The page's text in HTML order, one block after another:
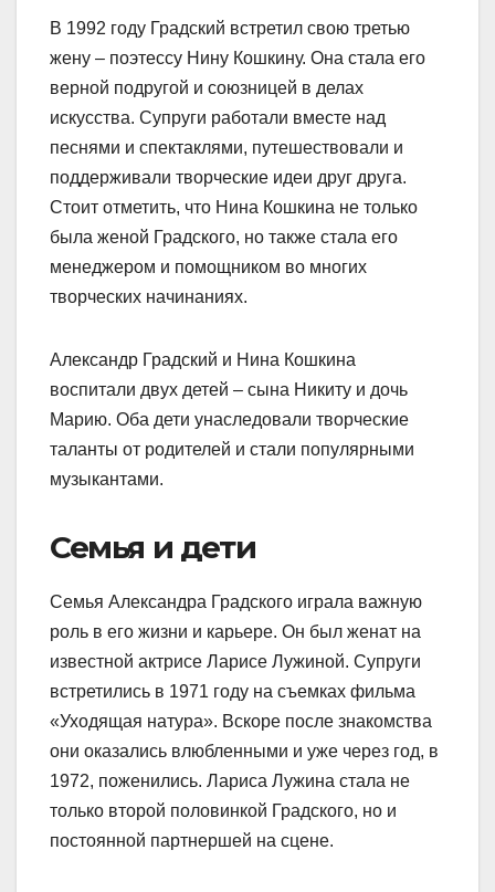
В 1992 году Градский встретил свою третью
жену – поэтессу Нину Кошкину. Она стала его
верной подругой и союзницей в делах
искусства. Супруги работали вместе над
песнями и спектаклями, путешествовали и
поддерживали творческие идеи друг друга.
Стоит отметить, что Нина Кошкина не только
была женой Градского, но также стала его
менеджером и помощником во многих
творческих начинаниях.
Александр Градский и Нина Кошкина
воспитали двух детей – сына Никиту и дочь
Марию. Оба дети унаследовали творческие
таланты от родителей и стали популярными
музыкантами.
Семья и дети
Семья Александра Градского играла важную
роль в его жизни и карьере. Он был женат на
известной актрисе Ларисе Лужиной. Супруги
встретились в 1971 году на съемках фильма
«Уходящая натура». Вскоре после знакомства
они оказались влюбленными и уже через год, в
1972, поженились. Лариса Лужина стала не
только второй половинкой Градского, но и
постоянной партнершей на сцене.